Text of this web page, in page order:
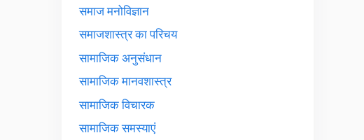
समाज मनोविज्ञान
समाजशास्त्र का परिचय
सामाजिक अनुसंधान
सामाजिक मानवशास्त्र
सामाजिक विचारक
सामाजिक समस्याएं